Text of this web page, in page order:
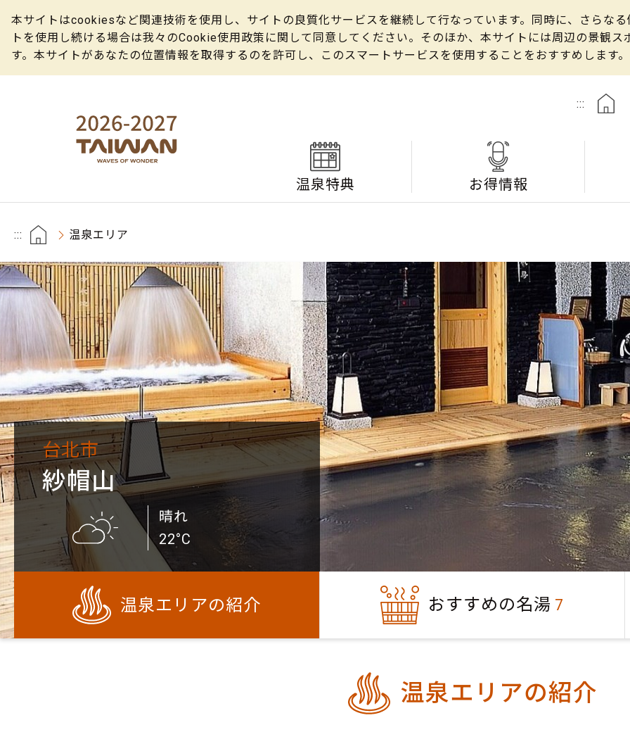
本サイトはcookiesなど関連技術を使用し、サイトの良質化サービスを継続して行なっています。同時に、さらな
トを使用し続ける場合は我々のCookie使用政策に関して同意してください。そのほか、本サイトには周辺の景観
す。本サイトがあなたの位置情報を取得するのを許可し、このスマートサービスを使用することをおすすめします。
:::
温泉特典 お得情報
::: 温泉エリア
台北市
紗帽山
晴れ
22°C
温泉エリアの紹介 おすすめの名湯 7
温泉エリアの紹介